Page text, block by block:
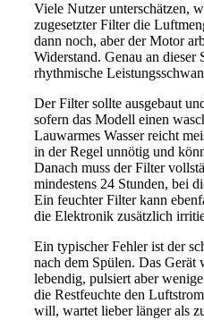
Viele Nutzer unterschätzen,
zugesetzter Filter die
dann noch, aber der Motor
Widerstand. Genau an dieser
rhythmische
Der Filter sollte ausgebaut
sofern das Modell einen
Lauwarmes Wasser reicht
in der Regel unnötig und
Danach muss der Filter
mindestens 24 Stunden, bei
Ein feuchter Filter kann
die Elektronik zusätzlich
Ein typischer Fehler ist der
nach dem Spülen. Das
lebendig, pulsiert aber
die Restfeuchte den
will, wartet lieber länger als